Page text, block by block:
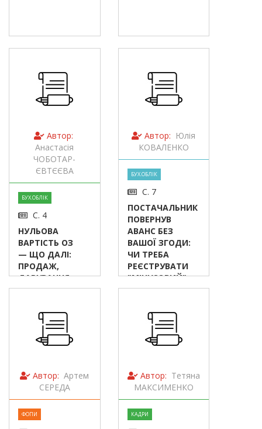
Автор:
Анастасія
ЧОБОТАР-
ЄВТЄЄВА
БУХ.ОБЛІК
С. 4
НУЛЬОВА
ВАРТІСТЬ ОЗ
— ЩО ДАЛІ:
ПРОДАЖ,
ДАРУВАННЯ,
ПОЛІПШЕННЯ
ПРОДОВЖЕННЯ
СТРОКУ
ЕКСПЛУАТАЦІЇ?
Автор: Юлія
КОВАЛЕНКО
БУХ.ОБЛІК
С. 7
ПОСТАЧАЛЬНИК
ПОВЕРНУВ
АВАНС БЕЗ
ВАШОЇ ЗГОДИ:
ЧИ ТРЕБА
РЕЄСТРУВАТИ
"МІНУСОВИЙ"
РК?
Автор: Артем
СЕРЕДА
ФОПИ
Автор: Тетяна
МАКСИМЕНКО
КАДРИ